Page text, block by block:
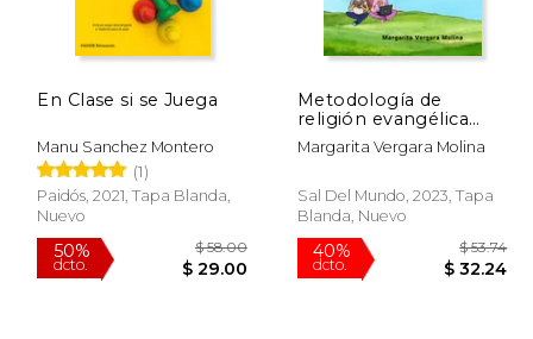
En Clase si se Juega
Manu Sanchez Montero
(1)
Paidós, 2021, Tapa Blanda,
Nuevo
Metodología de
religión evangélica
para clases de 1° a 8°
básico
Margarita Vergara Molina
Sal Del Mundo, 2023, Tapa
Blanda, Nuevo